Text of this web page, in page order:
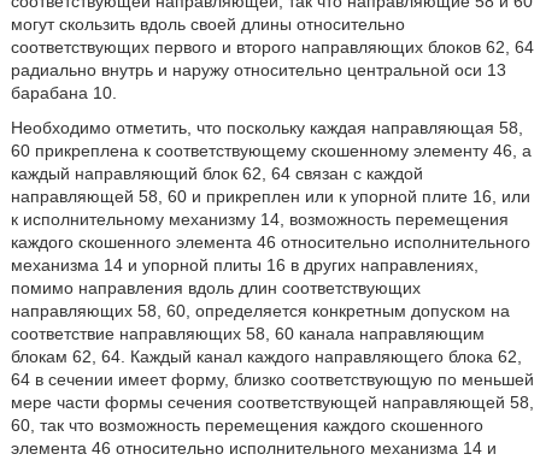
могут скользить вдоль своей длины относительно
соответствующих первого и второго направляющих блоков 62, 64
радиально внутрь и наружу относительно центральной оси 13
барабана 10.
Необходимо отметить, что поскольку каждая направляющая 58,
60 прикреплена к соответствующему скошенному элементу 46, а
каждый направляющий блок 62, 64 связан с каждой
направляющей 58, 60 и прикреплен или к упорной плите 16, или
к исполнительному механизму 14, возможность перемещения
каждого скошенного элемента 46 относительно исполнительного
механизма 14 и упорной плиты 16 в других направлениях,
помимо направления вдоль длин соответствующих
направляющих 58, 60, определяется конкретным допуском на
соответствие направляющих 58, 60 канала направляющим
блокам 62, 64. Каждый канал каждого направляющего блока 62,
64 в сечении имеет форму, близко соответствующую по меньшей
мере части формы сечения соответствующей направляющей 58,
60, так что возможность перемещения каждого скошенного
элемента 46 относительно исполнительного механизма 14 и